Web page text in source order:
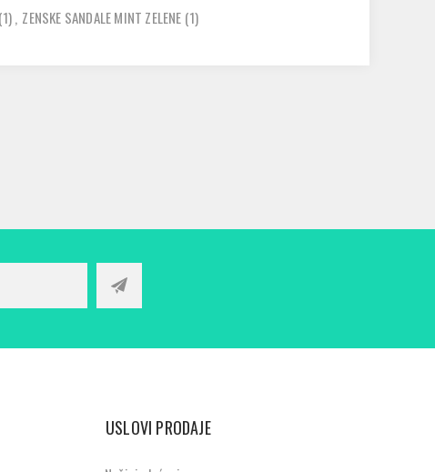
(1), ZENSKE SANDALE MINT ZELENE (1)
USLOVI PRODAJE